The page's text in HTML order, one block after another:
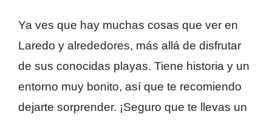
Ya ves que hay muchas cosas que ver en
Laredo y alrededores, más allá de disfrutar
de sus conocidas playas. Tiene historia y un
entorno muy bonito, así que te recomiendo
dejarte sorprender. ¡Seguro que te llevas un